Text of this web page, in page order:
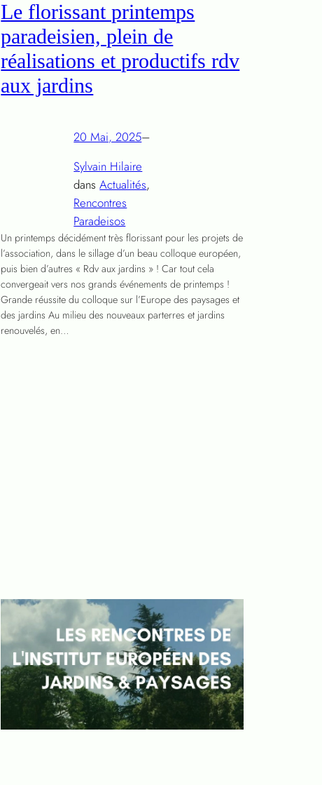
Le florissant printemps
paradeisien, plein de
réalisations et productifs rdv
aux jardins
20 Mai, 2025–
Sylvain Hilaire
dansActualités
Rencontres
Paradeisos
Un printemps décidément très florissant pour les projets de
l’association, dans le sillage d’un beau colloque européen,
puis bien d’autres « Rdv aux jardins » ! Car tout cela
convergeait vers nos grands événements de printemps !
Grande réussite du colloque sur l’Europe des paysages et
des jardins Au milieu des nouveaux parterres et jardins
renouvelés, en…